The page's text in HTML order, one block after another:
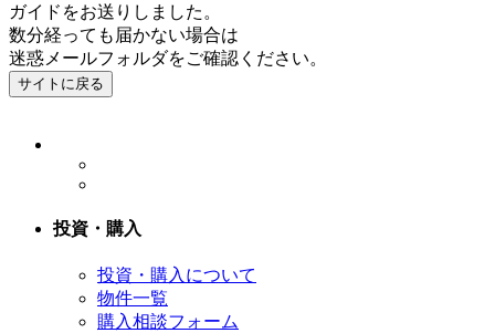
ガイドをお送りしました。
数分経っても届かない場合は
迷惑メールフォルダをご確認ください。
サイトに戻る
投資・購入
投資・購入について
物件一覧
購入相談フォーム